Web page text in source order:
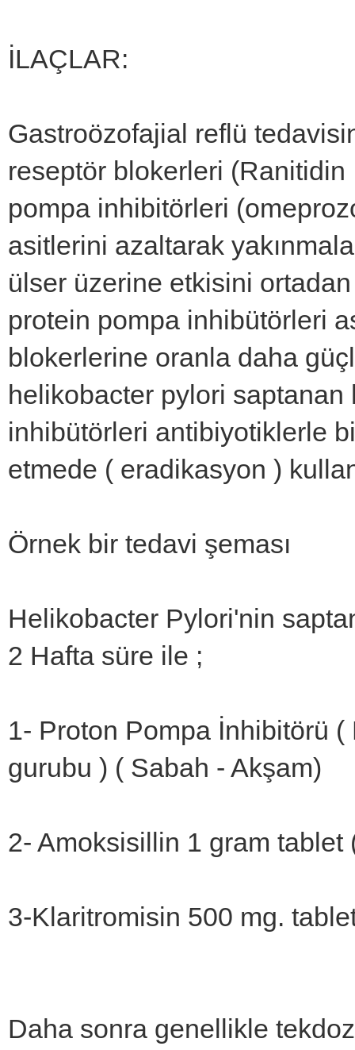
İLAÇLAR:
Gastroözofajial reflü
reseptör blokerleri
pompa inhibitörleri
asitlerini azaltarak
ülser üzerine etkisini
protein pompa inhibütörleri
blokerlerine oranla daha
helikobacter pylori
inhibütörleri antibiyotiklerle
etmede ( eradikasyon )
Örnek bir tedavi şeması
Helikobacter Pylori'nin
2 Hafta süre ile ;
1- Proton Pompa İnhibitörü
gurubu ) ( Sabah - Akşam)
2- Amoksisillin 1 gram tablet
3-Klaritromisin 500 mg.
Daha sonra genellikle